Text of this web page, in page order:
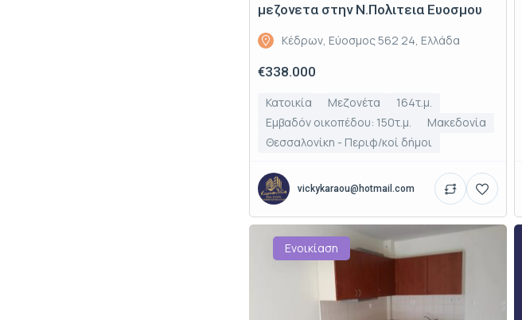
μεζονετα στην Ν.Πολιτεια Ευοσμου
Κέδρων, Εύοσμος 562 24, Ελλάδα
€338.000
Κατοικία Μεζονέτα
164τ.μ.
Εμβαδόν οικοπέδου: 150τ.μ.
Μακεδονία
Θεσσαλονίκη - Περιφ/κοί δήμοι
vickykaraou@hotmail.com
Ενοικίαση